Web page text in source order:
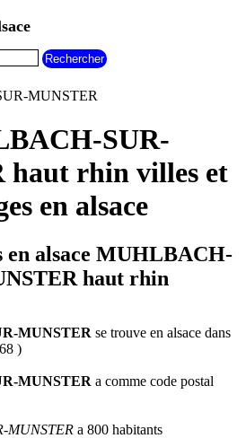
MUNSTER
SUR-
haut rhin villes et
en alsace
en alsace MUHLBACH-
haut rhin
MUNSTER se trouve en alsace dans
)
MUNSTER a comme code postal
MUNSTER a 800 habitants